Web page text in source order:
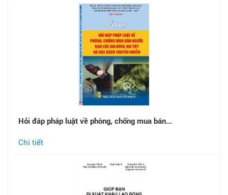
Hỏi đáp pháp luật về phòng, chống mua bán...
Chi tiết